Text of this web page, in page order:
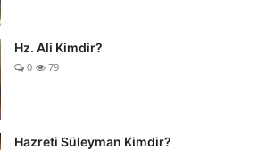
Hz. Ali Kimdir?
0 79
Hazreti Süleyman Kimdir?